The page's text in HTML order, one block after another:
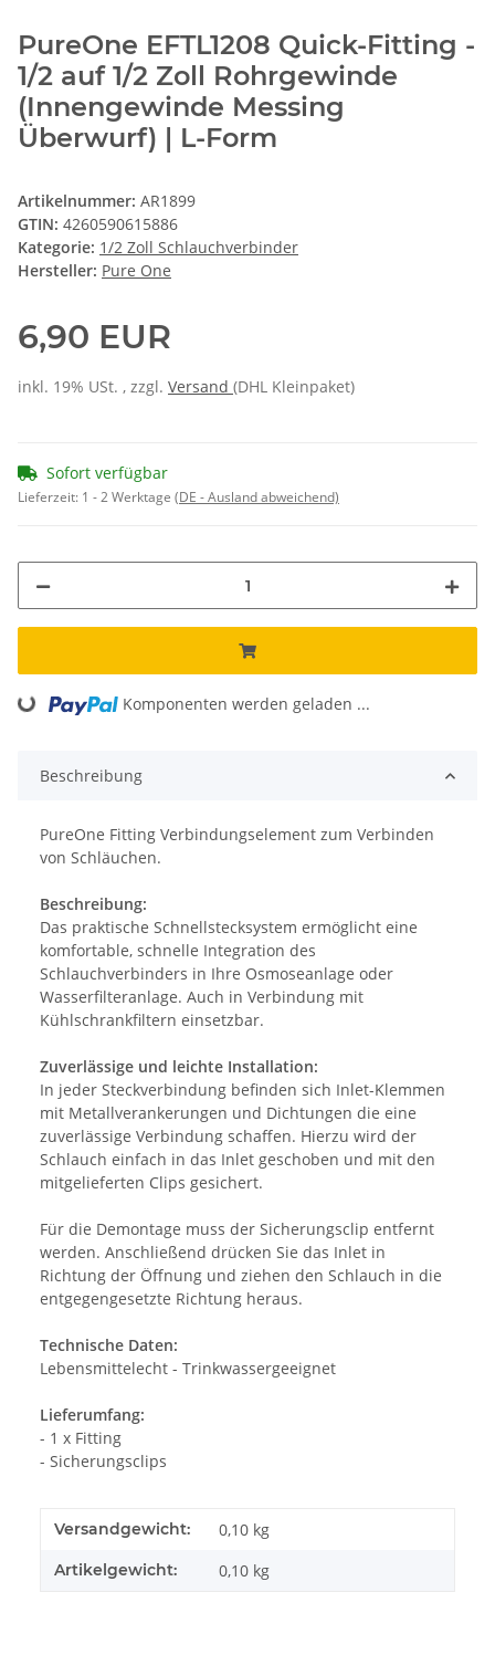
PureOne EFTL1208 Quick-Fitting -
1/2 auf 1/2 Zoll Rohrgewinde
(Innengewinde Messing
Überwurf) | L-Form
Artikelnummer: AR1899
GTIN: 4260590615886
Kategorie: 1/2 Zoll Schlauchverbinder
Hersteller: Pure One
6,90 EUR
inkl. 19% USt. , zzgl. Versand (DHL Kleinpaket)
Sofort verfügbar
Lieferzeit: 1 - 2 Werktage (DE - Ausland abweichend)
Loading... Komponenten werden geladen ...
Beschreibung
PureOne Fitting Verbindungselement zum Verbinden
von Schläuchen.
Beschreibung:
Das praktische Schnellstecksystem ermöglicht eine
komfortable, schnelle Integration des
Schlauchverbinders in Ihre Osmoseanlage oder
Wasserfilteranlage. Auch in Verbindung mit
Kühlschrankfiltern einsetzbar.
Zuverlässige und leichte Installation:
In jeder Steckverbindung befinden sich Inlet-Klemmen
mit Metallverankerungen und Dichtungen die eine
zuverlässige Verbindung schaffen. Hierzu wird der
Schlauch einfach in das Inlet geschoben und mit den
mitgelieferten Clips gesichert.
Für die Demontage muss der Sicherungsclip entfernt
werden. Anschließend drücken Sie das Inlet in
Richtung der Öffnung und ziehen den Schlauch in die
entgegengesetzte Richtung heraus.
Technische Daten:
Lebensmittelecht - Trinkwassergeeignet
Lieferumfang:
- 1 x Fitting
- Sicherungsclips
Versandgewicht: 0,10 kg
Artikelgewicht: 0,10 kg